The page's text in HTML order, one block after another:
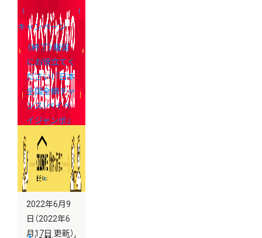
キャンペーン
《終了》販促
にお役立てく
ださい！『日本
全国全額チャ
ンス！ペイペ
イジャンボ』
開催中
2022年6月9
日 （2022年6
月17日 更新）